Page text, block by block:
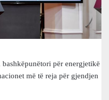
për energjetikë
më të reja për gjendjen